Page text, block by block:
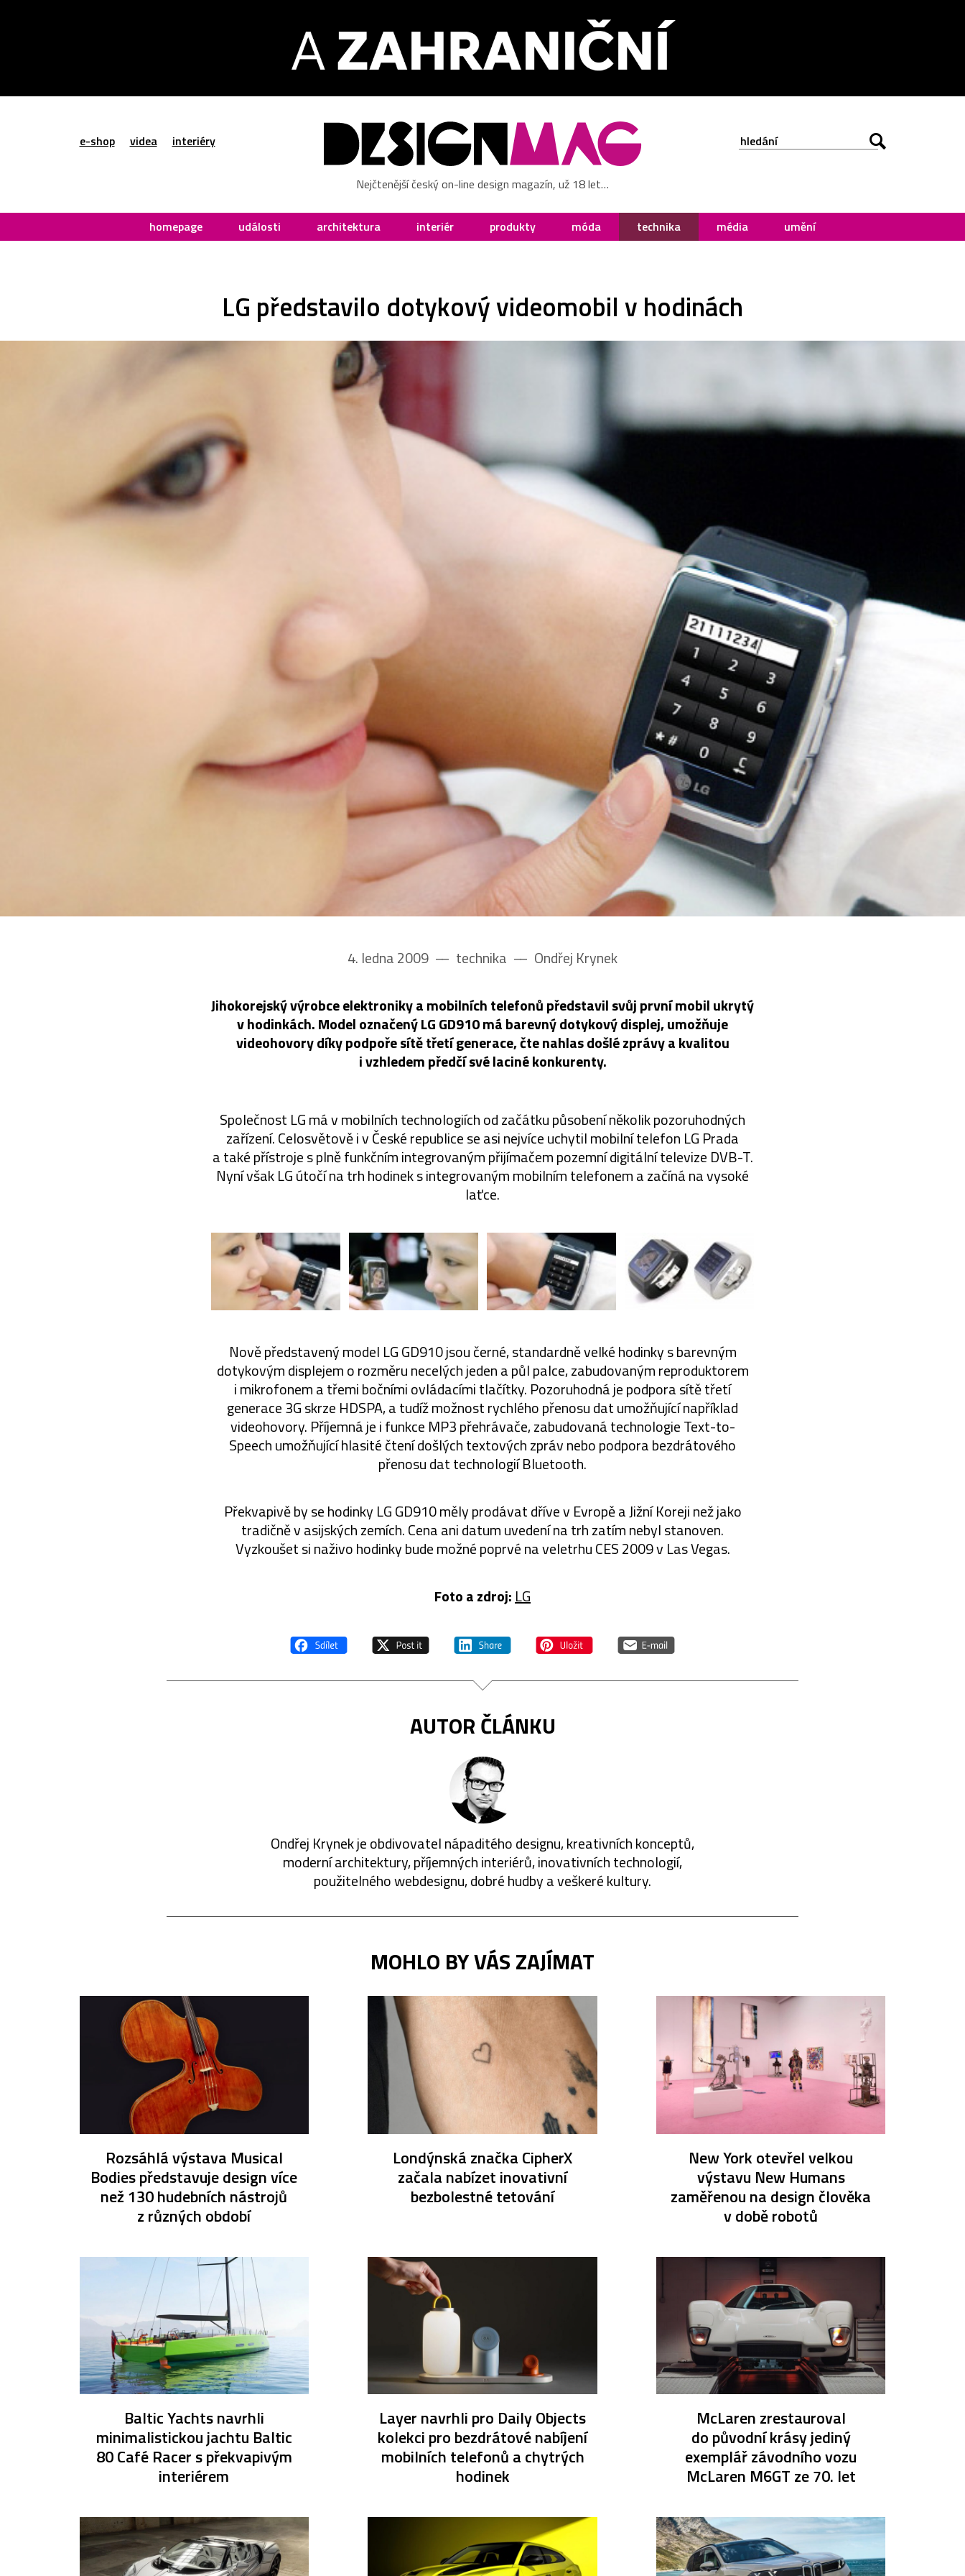
e-shop videa interiéry
Nejčtenější český on-line design magazín, už 18 let…
homepage události architektura interiér produkty móda technika média umění
LG představilo dotykový videomobil v hodinách
4. ledna 2009 –– technika –– Ondřej Krynek
Jihokorejský výrobce elektroniky a mobilních telefonů představil svůj první mobil ukrytý
v hodinkách. Model označený LG GD910 má barevný dotykový displej, umožňuje
videohovory díky podpoře sítě třetí generace, čte nahlas došlé zprávy a kvalitou
i vzhledem předčí své laciné konkurenty.
Společnost LG má v mobilních technologiích od začátku působení několik pozoruhodných
zařízení. Celosvětově i v České republice se asi nejvíce uchytil mobilní telefon LG Prada
a také přístroje s plně funkčním integrovaným přijímačem pozemní digitální televize DVB-T.
Nyní však LG útočí na trh hodinek s integrovaným mobilním telefonem a začíná na vysoké
laťce.
Nově představený model LG GD910 jsou černé, standardně velké hodinky s barevným
dotykovým displejem o rozměru necelých jeden a půl palce, zabudovaným reproduktorem
i mikrofonem a třemi bočními ovládacími tlačítky. Pozoruhodná je podpora sítě třetí
generace 3G skrze HDSPA, a tudíž možnost rychlého přenosu dat umožňující například
videohovory. Příjemná je i funkce MP3 přehrávače, zabudovaná technologie Text-to-
Speech umožňující hlasité čtení došlých textových zpráv nebo podpora bezdrátového
přenosu dat technologií Bluetooth.
Překvapivě by se hodinky LG GD910 měly prodávat dříve v Evropě a Jižní Koreji než jako
tradičně v asijských zemích. Cena ani datum uvedení na trh zatím nebyl stanoven.
Vyzkoušet si naživo hodinky bude možné poprvé na veletrhu CES 2009 v Las Vegas.
Foto a zdroj: LG
AUTOR ČLÁNKU
Ondřej Krynek je obdivovatel nápaditého designu, kreativních konceptů,
moderní architektury, příjemných interiérů, inovativních technologií,
použitelného webdesignu, dobré hudby a veškeré kultury.
MOHLO BY VÁS ZAJÍMAT
Rozsáhlá výstava Musical
Bodies představuje design více
než 130 hudebních nástrojů
z různých období
Londýnská značka CipherX
začala nabízet inovativní
bezbolestné tetování
New York otevřel velkou
výstavu New Humans
zaměřenou na design člověka
v době robotů
Baltic Yachts navrhli
minimalistickou jachtu Baltic
80 Café Racer s překvapivým
interiérem
Layer navrhli pro Daily Objects
kolekci pro bezdrátové nabíjení
mobilních telefonů a chytrých
hodinek
McLaren zrestauroval
do původní krásy jediný
exemplář závodního vozu
McLaren M6GT ze 70. let